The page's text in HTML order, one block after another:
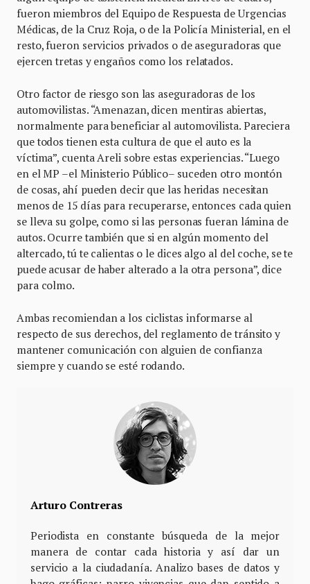
fueron miembros del Equipo de Respuesta de Urgencias
Médicas, de la Cruz Roja, o de la Policía Ministerial, en el
resto, fueron servicios privados o de aseguradoras que
ejercen tretas y engaños como los relatados.
Otro factor de riesgo son las aseguradoras de los
automovilistas. “Amenazan, dicen mentiras abiertas,
normalmente para beneficiar al automovilista. Pareciera
que todos tienen esta cultura de que el auto es la
víctima”, cuenta Areli sobre estas experiencias. “Luego
en el MP –el Ministerio Público– suceden otro montón
de cosas, ahí pueden decir que las heridas necesitan
menos de 15 días para recuperarse, entonces cada quien
se lleva su golpe, como si las personas fueran lámina de
autos. Ocurre también que si en algún momento del
altercado, tú te calientas o le dices algo al del coche, se te
puede acusar de haber alterado a la otra persona”, dice
para colmo.
Ambas recomiendan a los ciclistas informarse al
respecto de sus derechos, del reglamento de tránsito y
mantener comunicación con alguien de confianza
siempre y cuando se esté rodando.
Arturo Contreras
Periodista en constante búsqueda de la mejor
manera de contar cada historia y así dar un
servicio a la ciudadanía. Analizo bases de datos y